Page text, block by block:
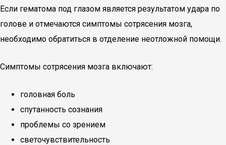
Если гематома под глазом является результатом удара по
голове и отмечаются симптомы сотрясения мозга,
необходимо обратиться в отделение неотложной помощи.
Симптомы сотрясения мозга включают:
головная боль
спутанность сознания
проблемы со зрением
светочувствительность